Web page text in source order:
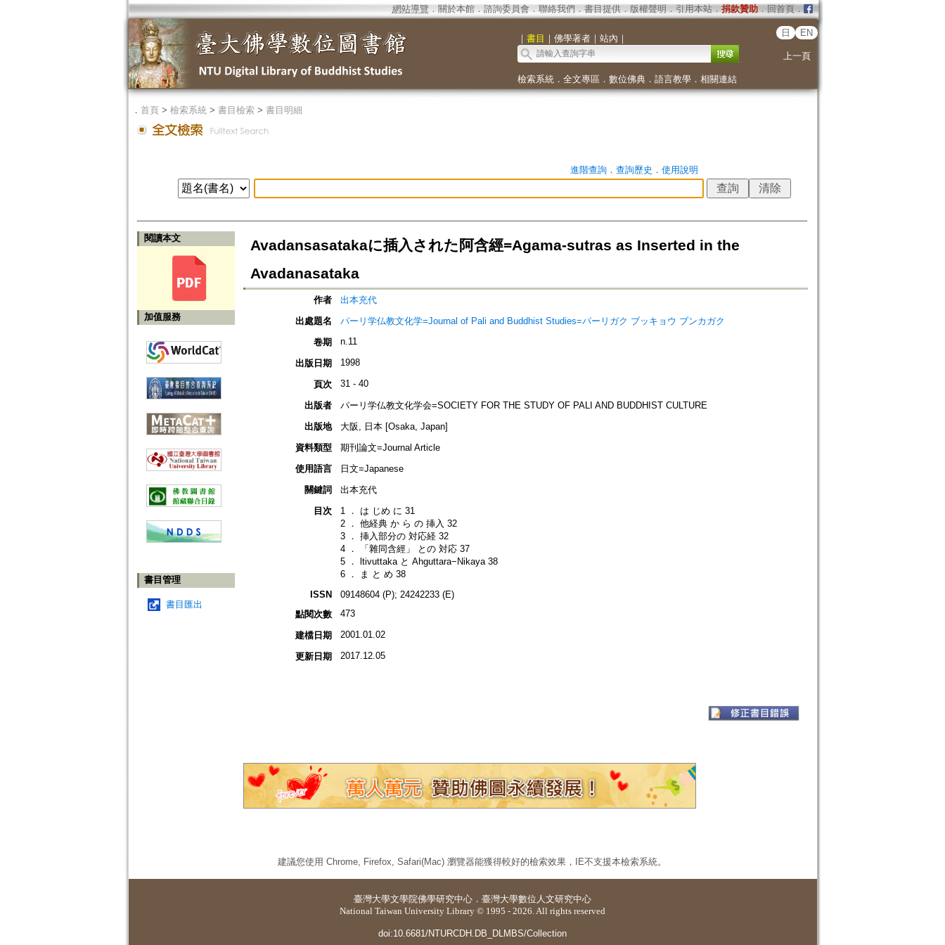
網站導覽 ． 關於本館． 諮詢委員會． 聯絡我們 ． 書目提供． 版權聲明 ． 引用本站． 捐款贊助．回首頁．
｜ 書目 ｜ 佛學著者｜ 站內 ｜
日 EN
上一頁
檢索系統． 全文專區 ． 數位佛典． 語言教學． 相關連結
． 首頁> 檢索系統> 書目檢索> 書目明細
進階查詢． 查詢歷史 ． 使用說明
閱讀本文
加值服務
書目管理
書目匯出
Avadansasatakaに插入された阿含經=Agama-sutras as Inserted in the
Avadanasataka
作者
出本充代
出處題名
パーリ学仏教文化学=Journal of Pali and Buddhist Studies=パーリガク ブッキョウ ブンカガク
卷期
n.11
出版日期 1998
頁次 31 - 40
出版者
パーリ学仏教文化学会=SOCIETY FOR THE STUDY OF PALI AND BUDDHIST CULTURE
出版地
大阪, 日本 [Osaka, Japan]
資料類型
期刊論文=Journal Article
使用語言
日文=Japanese
關鍵詞
出本充代
目次
1 ． は じめ に 31
2 ． 他経典 か ら の 挿入 32
3 ． 挿入部分の 対応経 32
4 ． 「雜同含經」 との 対応 37
5 ． ltivuttaka と Ahguttara−Nikaya 38
6 ． ま と め 38
ISSN
09148604 (P); 24242233 (E)
點閱次數
473
建檔日期 2001.01.02
更新日期 2017.12.05
建議您使用 Chrome, Firefox, Safari(Mac) 瀏覽器能獲得較好的檢索效果，IE不支援本檢索系統。
臺灣大學文學院佛學研究中心 ． 臺灣大學數位人文研究中心
National Taiwan University Library © 1995 - 2026. All rights reserved
doi:10.6681/NTURCDH.DB_DLMBS/Collection